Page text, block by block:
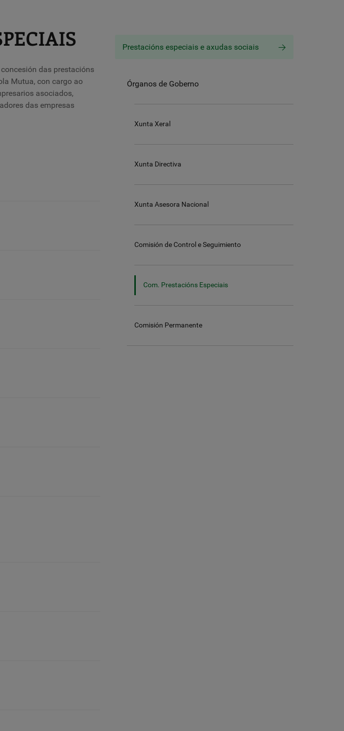
das prestacións
Mutua, con cargo ao
asociados,
das empresas
Prestacións especiais e axudas sociais
Órganos de Goberno
Xunta Xeral
Xunta Directiva
Xunta Asesora Nacional
Comisión de Control e Seguimiento
Com. Prestacións Especiais
Comisión Permanente